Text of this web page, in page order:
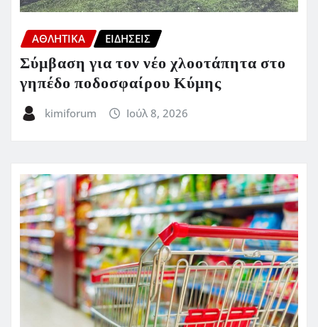
ΑΘΛΗΤΙΚΑ ΕΙΔΗΣΕΙΣ
Σύμβαση για τον νέο χλοοτάπητα στο
γηπέδο ποδοσφαίρου Κύμης
kimiforum Ιούλ 8, 2026